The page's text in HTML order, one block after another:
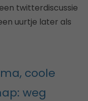
twitterdiscussie
uurtje later als
coole
weg